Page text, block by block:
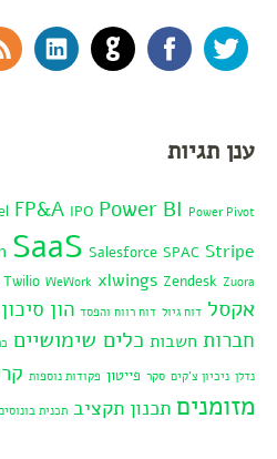
Twitter
Facebook
GitHub
ענן תגיות
FP&A IPO Power BI Power Pivot
SaaS Salesforce SPAC Stripe
Twilio WeWork xlwings Zendesk Zuora
אקסל דוח גיול דוח רווח והפסד הון סיכון
חברות חשבות כלים שימושיים
נדלן ניכיון צ'קים סקר פייטון פקודות נוספות
מזומנים תכנון תקציב תכנית